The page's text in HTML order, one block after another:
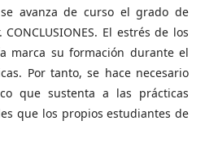
avanza de curso el grado de
El estrés de los
marca su formación durante el
Por tanto, se hace necesario
que sustenta a las prácticas
que los propios estudiantes de